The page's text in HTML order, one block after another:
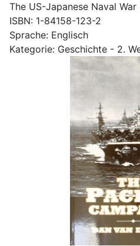
The US-Japanese Naval War
ISBN: 1-84158-123-2
Sprache: Englisch
Kategorie: Geschichte - 2.